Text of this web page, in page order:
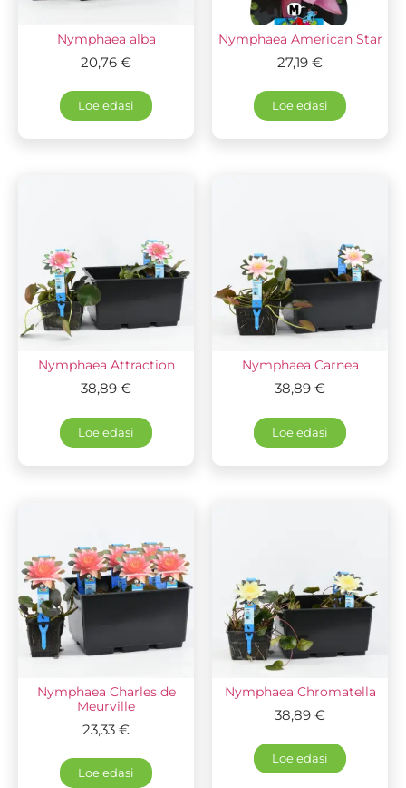
Nymphaea alba
20,76 €
Loe edasi
Nymphaea American Star
27,19 €
Loe edasi
Nymphaea Attraction
38,89 €
Loe edasi
Nymphaea Carnea
38,89 €
Loe edasi
Nymphaea Charles de
Meurville
23,33 €
Loe edasi
Nymphaea Chromatella
38,89 €
Loe edasi